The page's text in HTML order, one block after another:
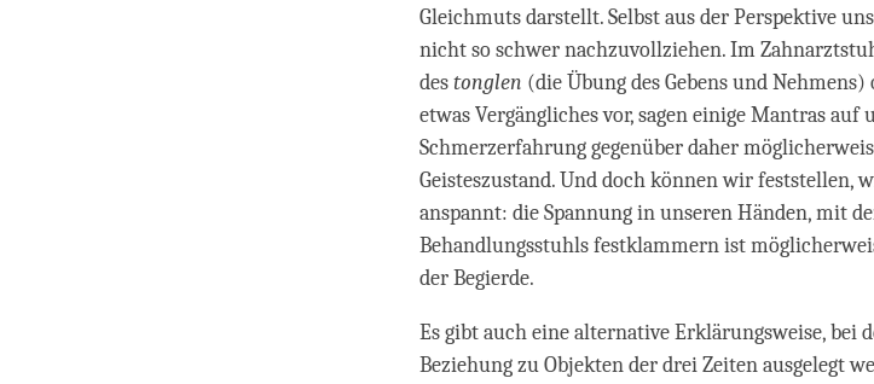
Gleichmuts darstellt. Selbst aus der Perspektive
nicht so schwer nachzuvollziehen. Im
destonglen (die Übung des Gebens und
etwas Vergängliches vor, sagen einige Mantras
Schmerzerfahrung gegenüber daher
Geisteszustand. Und doch können wir feststellen,
anspannt: die Spannung in unseren Händen, mit
Behandlungsstuhls festklammern ist
der Begierde.
Es gibt auch eine alternative Erklärungsweise, bei
Beziehung zu Objekten der drei Zeiten ausgelegt